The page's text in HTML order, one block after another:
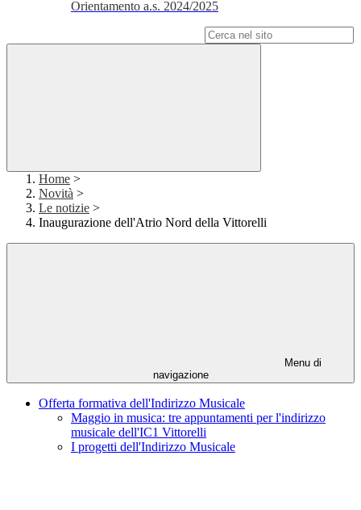
Orientamento a.s. 2024/2025
Home >
Novità >
Le notizie >
Inaugurazione dell'Atrio Nord della Vittorelli
Menu di
navigazione
Offerta formativa dell'Indirizzo Musicale
Maggio in musica: tre appuntamenti per l'indirizzo
musicale dell'IC1 Vittorelli
I progetti dell'Indirizzo Musicale